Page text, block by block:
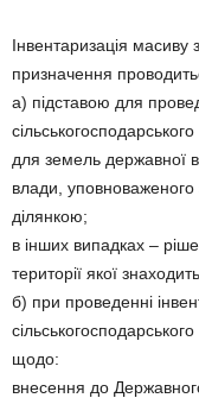
Інвентаризація масиву
призначення
а) підставою для
для земель державної
влади,
ділянкою;
в інших випадках –
території якої
б) при проведенні
щодо:
внесення до